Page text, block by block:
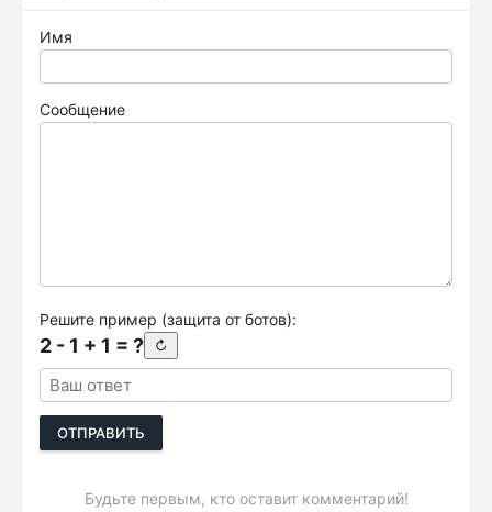
Имя
Сообщение
Решите пример (защита от ботов):
2 - 1 + 1 = ? ↻
ОТПРАВИТЬ
Будьте первым, кто оставит комментарий!